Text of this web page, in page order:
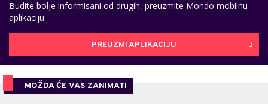
Budite bolje informisani od drugih, preuzmite Mondo mobilnu
aplikaciju
PREUZMI APLIKACIJU
MOŽDA ĆE VAS ZANIMATI